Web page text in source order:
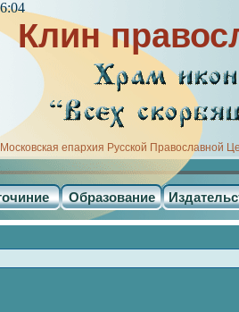
Клин
Московская епархия Русской Православной
Образование